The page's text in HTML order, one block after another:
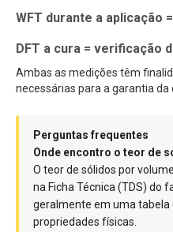
WFT durante a aplicação
DFT a cura = verificação
Ambas as medições têm
necessárias para a garantia da
Perguntas frequentes
Onde encontro o teor de
O teor de sólidos por
na Ficha Técnica (TDS) do
geralmente em uma tabela
propriedades físicas.